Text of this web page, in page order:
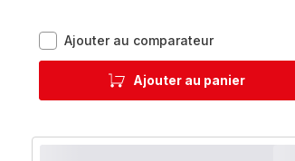
Ajouter au comparateurIntuition
Preference+
EA875U10
automatique
Ajouter au panier